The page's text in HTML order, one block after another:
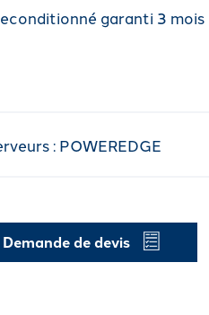
garanti 3 mois
: POWEREDGE
Demande de devis